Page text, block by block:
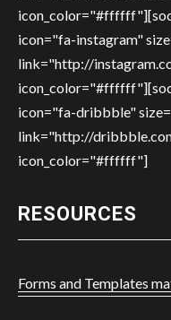
icon="fa-instagram"
link="http://
icon="fa-dribbble"
link="http://
icon_color="#ffffff"]
RESOURCES
Forms and Templates